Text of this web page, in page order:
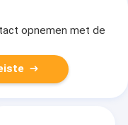
opnemen met de